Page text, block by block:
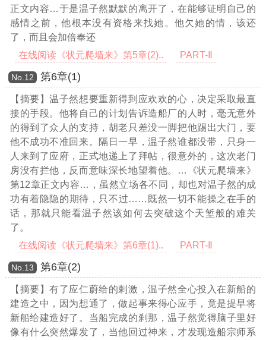
正文内容…于是温子然默默的离开了，在能够证明自己的
感情之前，他根本没有资格来找她。他欠她的情，该还
了，而且会加倍奉还
在线阅读《状元爬墙来》第5章(2)..
PART-Ⅱ
Νο.12 第6章(1)
【摘要】温子然想要重新得到应欢欢的心，决定采取最直
接的手段。他将自己的计划告诉造船厂的人时，毫无意外
的得到了众人的支持，胡老只差没一脚把他踢出大门，要
他不成功不准回来。隔日一早，温子然谁都没带，只身一
人来到了应府，正式地递上了拜帖，很意外的，这次老门
房没有拦他，反而意味深长地望着他。
…《状元爬墙来》
第12章正文内容… ，虽然立场各不同，却也对温子然的成
功有着隐隐的期待，只不过……既然一切不能操之在手的
话，那就只能看温子然该如何去突破这个天堑般的难关
了。
在线阅读《状元爬墙来》第6章(1)..
PART-Ⅱ
Νο.13 第6章(2)
【摘要】有了应仁蔚给的剌激，温子然全心投入在新船的
建造之中，因为想通了，做起事来得心应手，竟是提早将
新船给建造好了。当船完成的刹那，温子然觉得脑子里好
像有什么突然爆发了，当他回过神来，才发现造船宗师系